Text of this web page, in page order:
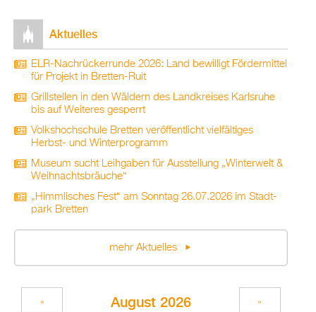
Ak­tu­el­les
ELR-Nach­rü­ck­er­run­de 2026: Land be­wil­ligt För­der­mit­tel
für Pro­jekt in Brett­en-Ruit
Grill­stel­len in den Wäl­dern des Land­krei­ses Karls­ru­he
bis auf Wei­te­res ge­sperrt
Volks­hoch­schu­le Brett­en ver­öf­fent­licht viel­fäl­ti­ges
Herbst- und Win­ter­pro­gramm
Mu­se­um sucht Leih­ga­ben für Aus­stel­lung „Win­ter­welt &
Weih­nachts­bräu­che“
„Himm­li­sches Fest“ am Sonn­tag 26.07.2026 im Stadt­
park Brett­en
mehr Ak­tu­el­les
Au­gust 2026
« »